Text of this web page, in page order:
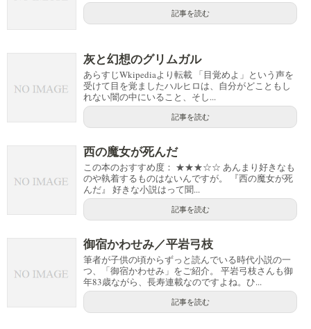
記事を読む
灰と幻想のグリムガル
あらすじWkipediaより転載 「目覚めよ」という声を
受けて目を覚ましたハルヒロは、自分がどこともし
れない闇の中にいること、そし...
記事を読む
西の魔女が死んだ
この本のおすすめ度： ★★★☆☆ あんまり好きなも
のや執着するものはないんですが。 『西の魔女が死
んだ』 好きな小説はって聞...
記事を読む
御宿かわせみ／平岩弓枝
筆者が子供の頃からずっと読んでいる時代小説の一
つ、「御宿かわせみ」をご紹介。 平岩弓枝さんも御
年83歳ながら、長寿連載なのですよね。ひ...
記事を読む